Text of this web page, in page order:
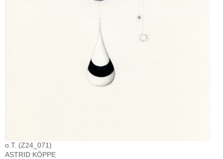
o.T. (Z24_071)
ASTRID KÖPPE